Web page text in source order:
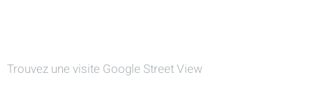
Trouvez une visite Google Street View